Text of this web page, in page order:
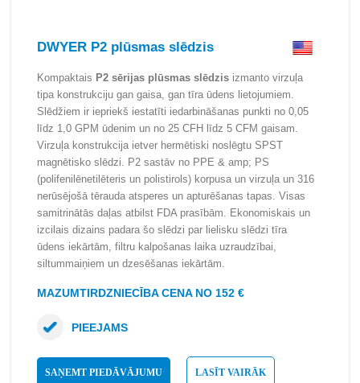
DWYER P2 plūsmas slēdzis
Kompaktais P2 sērijas plūsmas slēdzis izmanto virzuļa
tipa konstrukciju gan gaisa, gan tīra ūdens lietojumiem.
Slēdžiem ir iepriekš iestatīti iedarbināšanas punkti no 0,05
līdz 1,0 GPM ūdenim un no 25 CFH līdz 5 CFM gaisam.
Virzuļa konstrukcija ietver hermētiski noslēgtu SPST
magnētisko slēdzi. P2 sastāv no PPE & amp; PS
(polifenilēnetilēteris un polistirols) korpusa un virzuļa un 316
nerūsējošā tērauda atsperes un apturēšanas tapas. Visas
samitrinātās daļas atbilst FDA prasībām. Ekonomiskais un
izcilais dizains padara šo slēdzi par lielisku slēdzi tīra
ūdens iekārtām, filtru kalpošanas laika uzraudzībai,
siltummaiņiem un dzesēšanas iekārtām.
MAZUMTIRDZNIECĪBA CENA NO 152 €
SAŅEMT PIEDĀVĀJUMU LASĪT VAIRĀK
PIEEJAMS